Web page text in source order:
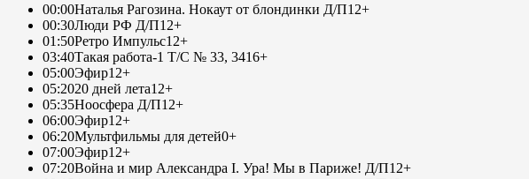
00:00Наталья Рагозина. Нокаут от блондинки Д/П12+
00:30Люди РФ Д/П12+
01:50Ретро Импульс12+
03:40Такая работа-1 Т/С № 33, 3416+
05:00Эфир12+
05:2020 дней лета12+
05:35Ноосфера Д/П12+
06:00Эфир12+
06:20Мультфильмы для детей0+
07:00Эфир12+
07:20Война и мир Александра I. Ура! Мы в Париже! Д/П12+